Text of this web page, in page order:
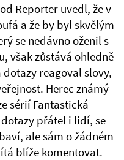
Reporter uvedl, že v
a že by byl skvělým
se nedávno oženil s
však zůstává ohledně
reagoval slovy,
Herec známý
sérií Fantastická
přátel i lidí, se
ale sám o žádném
blíže komentovat.